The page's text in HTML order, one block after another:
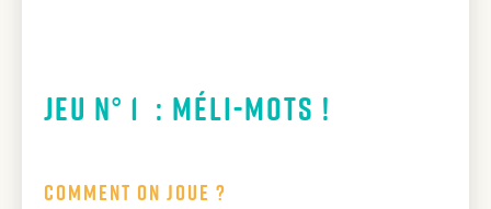
Jeu N° 1 : Méli-Mots !
Comment on joue ?